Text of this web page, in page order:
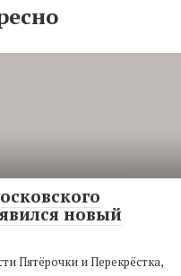
новый
Пятёрочки и Перекрёстка,